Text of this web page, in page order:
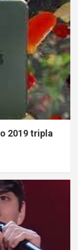
2019 tripla